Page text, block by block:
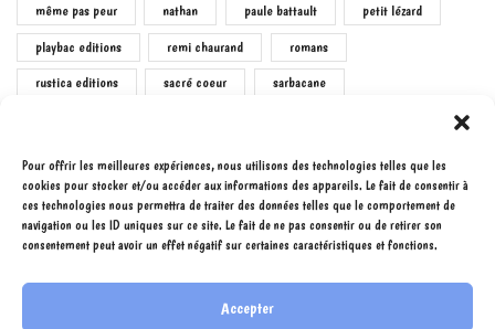
Pour offrir les meilleures expériences, nous utilisons des technologies telles que les
cookies pour stocker et/ou accéder aux informations des appareils. Le fait de consentir à
ces technologies nous permettra de traiter des données telles que le comportement de
navigation ou les ID uniques sur ce site. Le fait de ne pas consentir ou de retirer son
consentement peut avoir un effet négatif sur certaines caractéristiques et fonctions.
Accepter
même pas peur nathan paule battault petit lézard
playbac editions remi chaurand romans
rustica editions sacré coeur sarbacane